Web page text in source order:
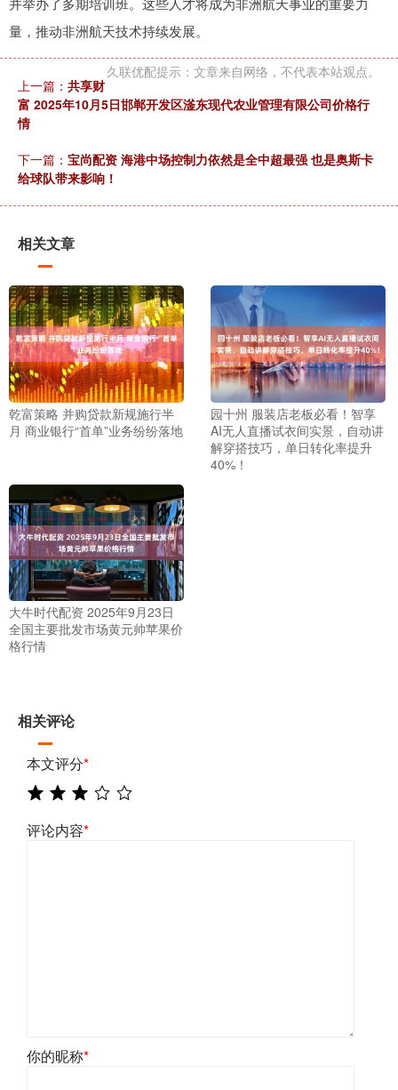
量，推动非洲航天技术持续发展。
久联优配提示：文章来自网络，不代表本站观点。
上一篇： 共享财
富 2025年10月5日邯郸开发区滏东现代农业管理有限公司价格行
情
下一篇： 宝尚配资 海港中场控制力依然是全中超最强 也是奥斯卡
给球队带来影响！
相关文章
乾富策略 并购贷款新规施行半
月 商业银行“首单”业务纷纷落地
园十州 服装店老板必看！智享
AI无人直播试衣间实景，自动讲
解穿搭技巧，单日转化率提升
40%！
大牛时代配资 2025年9月23日
全国主要批发市场黄元帅苹果价
格行情
相关评论
本文评分*
评论内容*
你的昵称*